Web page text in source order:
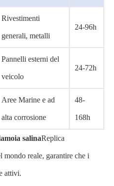
Rivestimenti
generali, metalli
24-96h
Pannelli esterni del
veicolo
24-72h
Aree Marine e ad
alta corrosione
48-
168h
salinaReplica
mondo reale, garantire che i
attivi.